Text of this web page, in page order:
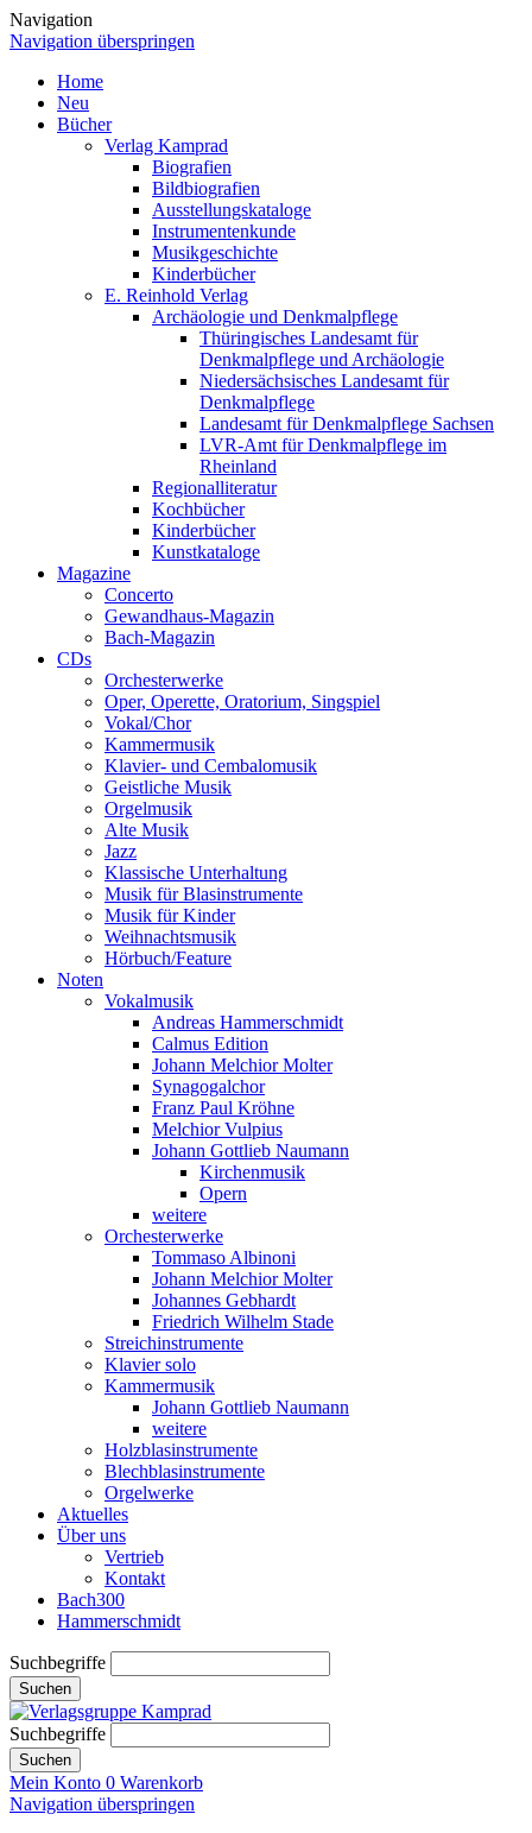
Navigation
Navigation überspringen
Home
Neu
Bücher
Verlag Kamprad
Biografien
Bildbiografien
Ausstellungskataloge
Instrumentenkunde
Musikgeschichte
Kinderbücher
E. Reinhold Verlag
Archäologie und Denkmalpflege
Thüringisches Landesamt für
Denkmalpflege und Archäologie
Niedersächsisches Landesamt für
Denkmalpflege
Landesamt für Denkmalpflege Sachsen
LVR-Amt für Denkmalpflege im
Rheinland
Regionalliteratur
Kochbücher
Kinderbücher
Kunstkataloge
Magazine
Concerto
Gewandhaus-Magazin
Bach-Magazin
CDs
Orchesterwerke
Oper, Operette, Oratorium, Singspiel
Vokal/Chor
Kammermusik
Klavier- und Cembalomusik
Geistliche Musik
Orgelmusik
Alte Musik
Jazz
Klassische Unterhaltung
Musik für Blasinstrumente
Musik für Kinder
Weihnachtsmusik
Hörbuch/Feature
Noten
Vokalmusik
Andreas Hammerschmidt
Calmus Edition
Johann Melchior Molter
Synagogalchor
Franz Paul Kröhne
Melchior Vulpius
Johann Gottlieb Naumann
Kirchenmusik
Opern
weitere
Orchesterwerke
Tommaso Albinoni
Johann Melchior Molter
Johannes Gebhardt
Friedrich Wilhelm Stade
Streichinstrumente
Klavier solo
Kammermusik
Johann Gottlieb Naumann
weitere
Holzblasinstrumente
Blechblasinstrumente
Orgelwerke
Aktuelles
Über uns
Vertrieb
Kontakt
Bach300
Hammerschmidt
Suchbegriffe
Suchen
Suchbegriffe
Suchen
Mein Konto 0 Warenkorb
Navigation überspringen